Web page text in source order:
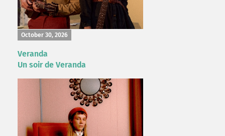
October 30, 2026
Veranda
Un soir de Veranda